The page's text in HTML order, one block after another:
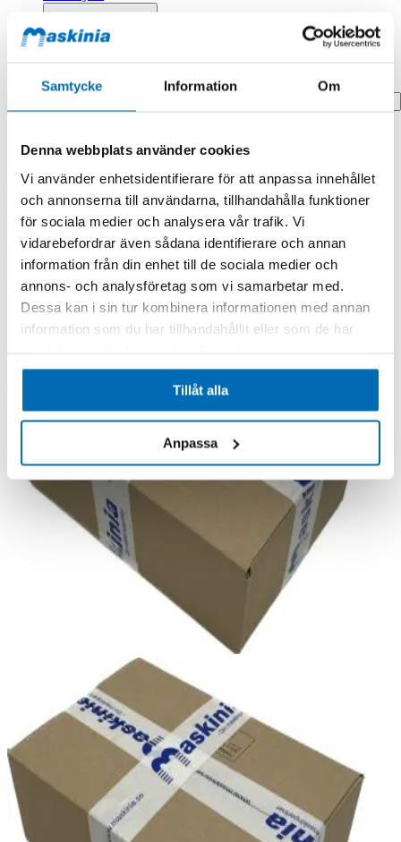
Samtycke Information Om
Denna webbplats använder cookies
Vi använder enhetsidentifierare för att anpassa innehållet
och annonserna till användarna, tillhandahålla funktioner
för sociala medier och analysera vår trafik. Vi
vidarebefordrar även sådana identifierare och annan
information från din enhet till de sociala medier och
annons- och analysföretag som vi samarbetar med.
Dessa kan i sin tur kombinera informationen med annan
information som du har tillhandahållit eller som de har
Tillåt alla
Anpassa
Search
Hem
Produkten finns i följande kategorier:
Doosan/Develon
Roller Assy,upper